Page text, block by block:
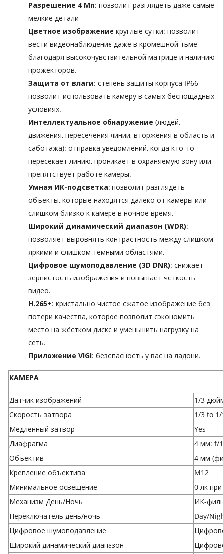
Разрешение 4 Мп: позволит разглядеть даже самые
мелкие детали
Цветное изображение круглые сутки: позволит
вести видеонаблюдение даже в кромешной тьме
благодаря высокочувствительной матрице и наличию
прожекторов.
Защита от влаги: степень защиты корпуса IP66
позволит использовать камеру в самых беспощадных
условиях.
Интеллектуальное обнаружение (людей,
движения, пересечения линии, вторжения в область и
саботажа): отправка уведомлений, когда кто-то
пересекает линию, проникает в охраняемую зону или
препятствует работе камеры.
Умная ИК-подсветка: позволит разглядеть
объекты, которые находятся далеко от камеры или
слишком близко к камере в ночное время.
Широкий динамический диапазон (WDR):
позволяет выровнять контрастность между слишком
яркими и слишком тёмными областями.
Цифровое шумоподавление (3D DNR): снижает
зернистость изображения и повышает чёткость
видео.
H.265+: кристально чистое сжатое изображение без
потери качества, которое позволит сэкономить
место на жёстком диске и уменьшить нагрузку на
сеть.
Приложение VIGI: безопасность у вас на ладони.
КАМЕРА
Датчик изображений
1/3
Скорость затвора
1/3 to
Медленный затвор
Yes
Диафрагма
4 мм: f/
Объектив
4 мм
Крепление объектива
M12
Минимальное освещение
0 лк
Механизм День/Ночь
ИК-
Переключатель день/ночь
Day/
Цифровое шумоподавление
Широкий динамический диапазон